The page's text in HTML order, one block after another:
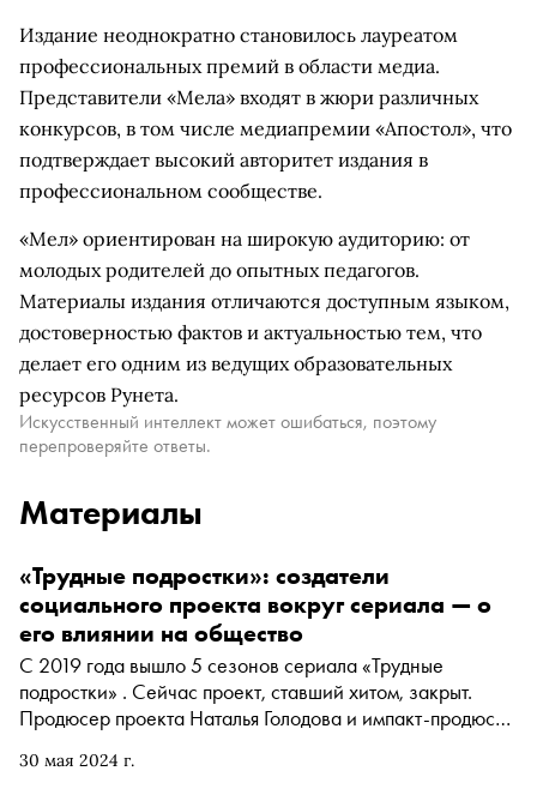
Издание неоднократно становилось лауреатом
профессиональных премий в области медиа.
Представители «Мела» входят в жюри различных
конкурсов, в том числе медиапремии «Апостол», что
подтверждает высокий авторитет издания в
профессиональном сообществе.
«Мел» ориентирован на широкую аудиторию: от
молодых родителей до опытных педагогов.
Материалы издания отличаются доступным языком,
достоверностью фактов и актуальностью тем, что
делает его одним из ведущих образовательных
ресурсов Рунета.
Искусственный интеллект может ошибаться, поэтому
перепроверяйте ответы.
Материалы
30 мая 2024 г.
«Трудные подростки»: создатели
социального проекта вокруг сериала — о
его влиянии на общество
С 2019 года вышло 5 сезонов сериала «Трудные
подростки» . Сейчас проект, ставший хитом, закрыт.
Продюсер проекта Наталья Голодова и импакт-продюсер
родителям стоит вести себя с проблемными